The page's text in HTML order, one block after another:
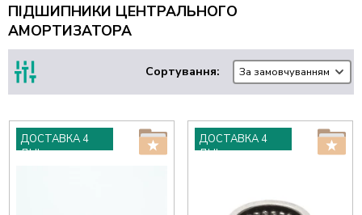
ПІДШИПНИКИ ЦЕНТРАЛЬНОГО
АМОРТИЗАТОРА
Сортування: За замовчуванням
ДОСТАВКА 4
ДНІ
ДОСТАВКА 4
ДНІ